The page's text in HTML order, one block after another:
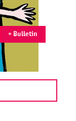
+ Bulletin